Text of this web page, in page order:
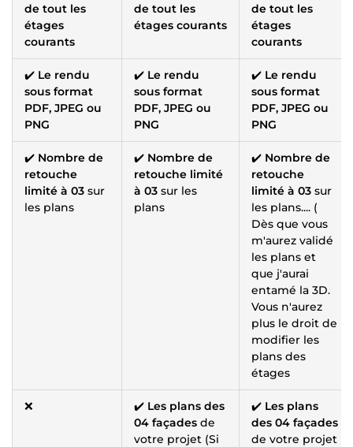
de tout les
étages
courants
de tout les
étages courants
de tout les
étages
courants
✔️ Le rendu
sous format
PDF, JPEG ou
PNG
✔️ Le rendu
sous format
PDF, JPEG ou
PNG
✔️ Le rendu
sous format
PDF, JPEG ou
PNG
✔️ Nombre de
retouche
limité à 03 sur
les plans
✔️ Nombre de
retouche limité
à 03 sur les
plans
✔️ Nombre de
retouche
limité à 03 sur
les plans.... (
Dès que vous
m'aurez validé
les plans et
que j'aurai
entamé la 3D.
Vous n'aurez
plus le droit de
modifier les
plans des
étages
❌ ✔️ Les plans des
04 façades de
votre projet (Si
✔️ Les plans
des 04 façades
de votre projet